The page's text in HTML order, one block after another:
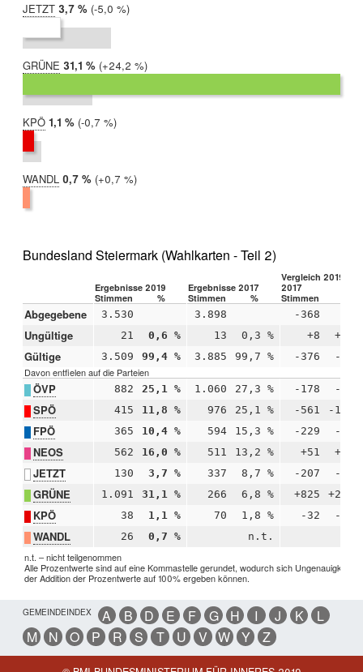
JETZT 2019:
3,7 %
2017:
8,7 %
Differenz:
-5,0 %
GRÜNE 2019:
31,1 %
2017:
6,8 %
Differenz:
+24,2 %
KPÖ 2019:
1,1 %
2017:
1,8 %
Differenz:
-0,7 %
WANDL 2019:
0,7 %
2017:
0,0 %
Differenz:
+0,7 %
Bundesland Steiermark (Wahlkarten - Teil 2)
Ergebnisse 2019 Ergebnisse 2017
Vergleich 2019 –
2017
Stimmen
% Stimmen % Stimmen
Abgegebene 3.530 3.898 -368
Ungültige 21 0,6 % 13 0,3 % +8 +0,3
Gültige 3.509 99,4 % 3.885 99,7 % -376 -0,3
Davon entfielen auf die Parteien
ÖVP 882 25,1 % 1.060 27,3 % -178 -2,1
SPÖ 415 11,8 % 976 25,1 % -561 -13,3
FPÖ 365 10,4 % 594 15,3 % -229 -4,9
NEOS 562 16,0 % 511 13,2 % +51 +2,9
JETZT 130 3,7 % 337 8,7 % -207 -5,0
GRÜNE 1.091 31,1 % 266 6,8 % +825 +24,2
KPÖ 38 1,1 % 70 1,8 % -32 -0,7
WANDL 26 0,7 % n.t.
n.t. – nicht teilgenommen
Alle Prozentwerte sind auf eine Kommastelle gerundet, wodurch sich Ungenauigkeiten
der Addition der Prozentwerte auf 100% ergeben können.
GEMEINDEINDEX A B D E F G H I J K
L
M
N O P R S T U V W Y Z